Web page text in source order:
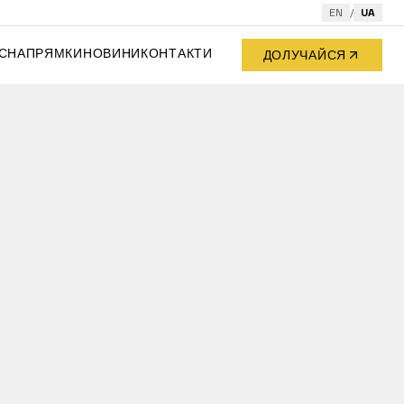
EN / UA
НАПРЯМКИНОВИНИКОНТАКТИ ДОЛУЧАЙСЯ